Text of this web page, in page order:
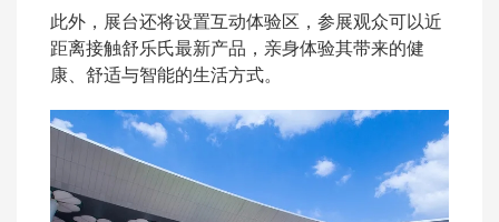
此外，展台还将设置互动体验区，参展观众可以近
距离接触舒乐氏最新产品，亲身体验其带来的健
康、舒适与智能的生活方式。